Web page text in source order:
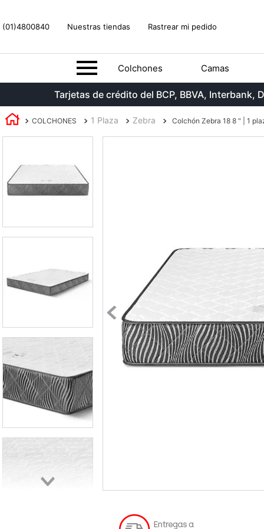
(01)4800840 Nuestras tiendas Rastrear mi pedido
Colchones Camas
Tarjetas de crédito del BCP, BBVA, Interbank,
COLCHONES 1 Plaza Zebra Colchón Zebra 18 8 " | 1